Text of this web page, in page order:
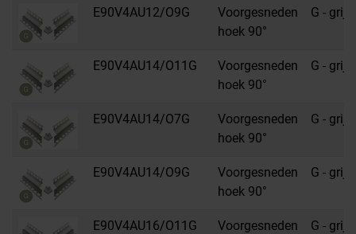
E90V4AU12/O9G
Voorgesneden
hoek 90°
G - grijs
E90V4AU14/O11G
Voorgesneden
hoek 90°
G - grijs
E90V4AU14/O7G
Voorgesneden
hoek 90°
G - grijs
E90V4AU14/O9G
Voorgesneden
hoek 90°
G - grijs
E90V4AU16/O11G
Voorgesneden
G - grijs